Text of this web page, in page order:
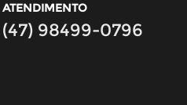
ATENDIMENTO
(47) 98499-0796